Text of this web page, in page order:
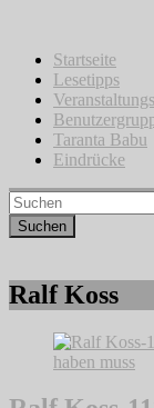
springenStartseite
Lesetipps
Taranta Babu
Eindrücke
Ralf Koss